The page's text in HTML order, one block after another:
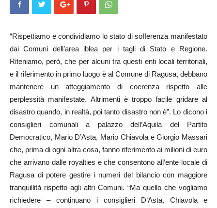
“Rispettiamo e condividiamo lo stato di sofferenza manifestato
dai Comuni dell’area iblea per i tagli di Stato e Regione.
Riteniamo, però, che per alcuni tra questi enti locali territoriali,
e il riferimento in primo luogo è al Comune di Ragusa, debbano
mantenere un atteggiamento di coerenza rispetto alle
perplessità manifestate. Altrimenti è troppo facile gridare al
disastro quando, in realtà, poi tanto disastro non è”. Lo dicono i
consiglieri comunali a palazzo dell’Aquila del Partito
Democratico, Mario D’Asta, Mario Chiavola e Giorgio Massari
che, prima di ogni altra cosa, fanno riferimento ai milioni di euro
che arrivano dalle royalties e che consentono all’ente locale di
Ragusa di potere gestire i numeri del bilancio con maggiore
tranquillità rispetto agli altri Comuni. “Ma quello che vogliamo
richiedere – continuano i consiglieri D’Asta, Chiavola e